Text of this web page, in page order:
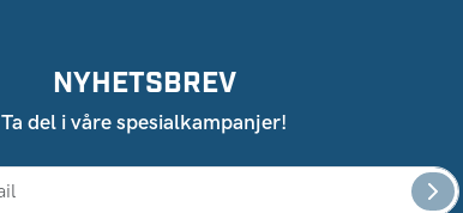
NYHETSBREV
Ta del i våre spesialkampanjer!